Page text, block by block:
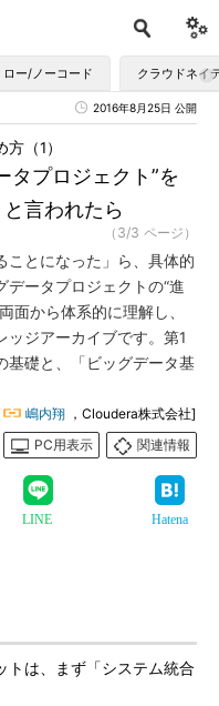
ロー/ノーコード クラウドネイ
2016年8月25日 公開
タプロジェクト”を
言われたら
（1）
（3/3 ページ）
ことになった」ら、具体的
ータプロジェクトの“進
面から体系的に理解し、
ッジアーカイブです。第1
基礎と、「ビッグデータ基
嶋内翔 ，Cloudera株式会社]
PC用表示
関連情報
LINE Hatena
は、まず「システム統合